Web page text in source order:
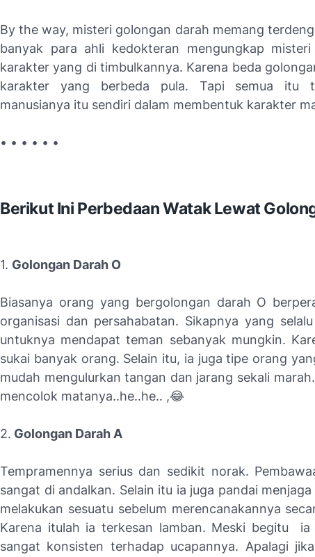
By the way, misteri golongan darah memang
banyak para ahli kedokteran mengungkap
karakter yang di timbulkannya. Karena beda
karakter yang berbeda pula. Tapi semua itu
manusianya itu sendiri dalam membentuk karakter
• • • • • •
Berikut Ini Perbedaan Watak Lewat
1. Golongan Darah O
Biasanya orang yang bergolongan darah O
organisasi dan persahabatan. Sikapnya yang
untuknya mendapat teman sebanyak mungkin.
sukai banyak orang. Selain itu, ia juga tipe orang
mudah mengulurkan tangan dan jarang sekali
mencolok matanya..he..he.. ,😂
2. Golongan Darah A
Tempramennya serius dan sedikit norak.
sangat di andalkan. Selain itu ia juga pandai
melakukan sesuatu sebelum merencanakannya
Karena itulah ia terkesan lamban. Meski begitu ia
sangat konsisten terhadap ucapannya. Apalagi